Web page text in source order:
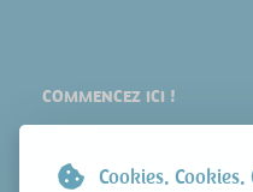
Cookies. Cookies.
COMMENCEZ ICI !
À VOIR